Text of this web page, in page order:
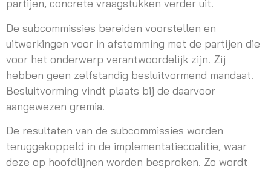
partijen, concrete vraagstukken verder uit.
De subcommissies bereiden voorstellen en
uitwerkingen voor in afstemming met de partijen die
voor het onderwerp verantwoordelijk zijn. Zij
hebben geen zelfstandig besluitvormend mandaat.
Besluitvorming vindt plaats bij de daarvoor
aangewezen gremia.
De resultaten van de subcommissies worden
teruggekoppeld in de implementatiecoalitie, waar
deze op hoofdlijnen worden besproken. Zo wordt